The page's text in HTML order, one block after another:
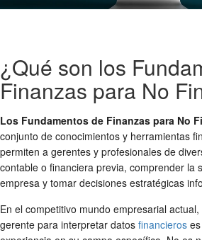
¿Qué son los
Finanzas para No
Los Fundamentos de Finanzas para No
conjunto de conocimientos y herramientas
permiten a gerentes y profesionales de
contable o financiera previa, comprender la
empresa y tomar decisiones estratégicas
En el competitivo mundo empresarial
gerente para interpretar datos financieros